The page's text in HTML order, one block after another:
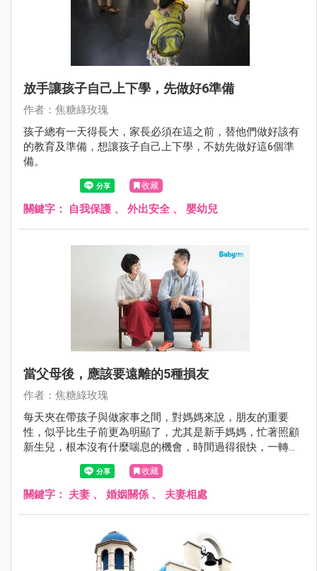
放手讓孩子自己上下學，先做好6準備
作者：焦糖綠玫瑰
孩子總有一天得長大，家長必須在這之前，替他們做好該有
的教育及準備，想讓孩子自己上下學，不妨先做好這6個準
備。
收藏
關鍵字： 自我保護 、 外出安全 、 嬰幼兒
當父母後，應該要遠離的5種損友
作者：焦糖綠玫瑰
每天夾在帶孩子與做家事之間，對媽媽來說，朋友的重要
性，似乎比生子前更為明顯了，尤其是新手媽媽，忙著照顧
新生兒，根本沒有什麼喘息的機會，時間過得很快，一轉眼
驚覺，因為興趣跟話題不再相同，老朋友漸漸離自己越來越
遠，這時候，必須重新建立起自己的交友圈，但你知道嗎？
當上媽媽以後，任何大小事都會影響家庭，所以你必須要懂
收藏
關鍵字： 夫妻 、 婚姻關係 、 夫妻相處